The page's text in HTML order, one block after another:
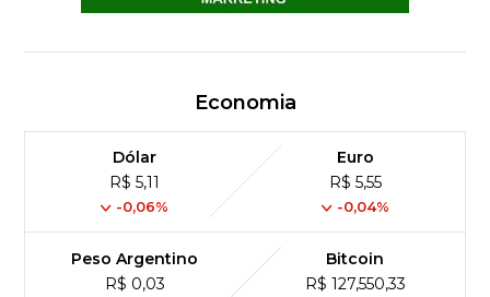
Economia
Dólar
R$ 5,11
-0,06%
Euro
R$ 5,55
-0,04%
Peso Argentino
R$ 0,03
Bitcoin
R$ 127,550,33